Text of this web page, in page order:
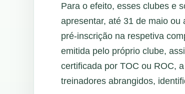
Para o efeito, esses clubes e
apresentar, até 31 de maio
pré-inscrição na respetiva
emitida pelo próprio clube,
certificada por TOC ou ROC,
treinadores abrangidos,